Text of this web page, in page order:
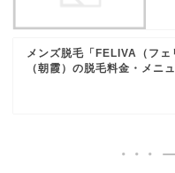
メンズ脱毛「FELIVA（フェ
（朝霞）の脱毛料金・メニ